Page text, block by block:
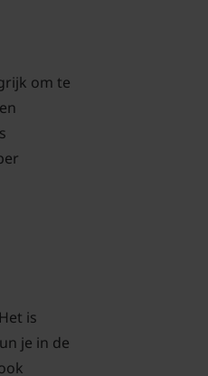
om te
is
je in de